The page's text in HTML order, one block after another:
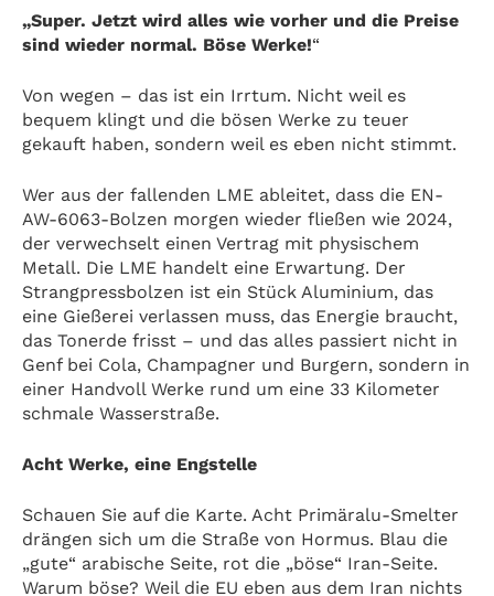
„Super. Jetzt wird alles wie vorher und die Preise
sind wieder normal. Böse Werke!“
Von wegen – das ist ein Irrtum. Nicht weil es
bequem klingt und die bösen Werke zu teuer
gekauft haben, sondern weil es eben nicht stimmt.
Wer aus der fallenden LME ableitet, dass die EN-
AW-6063-Bolzen morgen wieder fließen wie 2024,
der verwechselt einen Vertrag mit physischem
Metall. Die LME handelt eine Erwartung. Der
Strangpressbolzen ist ein Stück Aluminium, das
eine Gießerei verlassen muss, das Energie braucht,
das Tonerde frisst – und das alles passiert nicht in
Genf bei Cola, Champagner und Burgern, sondern in
einer Handvoll Werke rund um eine 33 Kilometer
schmale Wasserstraße.
Acht Werke, eine Engstelle
Schauen Sie auf die Karte. Acht Primäralu-Smelter
drängen sich um die Straße von Hormus. Blau die
„gute“ arabische Seite, rot die „böse“ Iran-Seite.
Warum böse? Weil die EU eben aus dem Iran nichts